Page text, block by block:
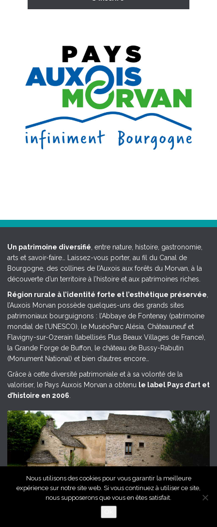
Un patrimoine diversifié , entre nature, histoire, gastronomie,
arts et savoir-faire… Laissez-vous porter, au fil du Canal de
Bourgogne, des collines de l’Auxois aux forêts du Morvan, à la
découverte d’un territoire à l’histoire et aux patrimoines riches.
Région rurale à l’identité forte et l’esthétique préservée
l’Auxois Morvan possède quelques-uns des grands sites
patrimoniaux bourguignons : l’Abbaye de Fontenay (patrimoine
mondial de l’UNESCO), le MuséoParc Alésia, Châteauneuf et
Flavigny-sur-Ozerain (labellisés Plus Beaux Villages de France),
la Grande Forge de Buffon, le château de Bussy-Rabutin
(Monument National) et bien d’autres encore…
Grâce à cette diversité patrimoniale et à sa volonté de la
valoriser, le Pays Auxois Morvan a obtenu le label Pays d’art et
d’histoire en 2006
Grange de l'Auxois Morvan, © Céline Mathé, Pays Auxois Morvan
© 2026 Ascent. All rights reserved |Ascent by
Nous utilisons des cookies pour vous garantir la meilleure
expérience sur notre site web. Si vous continuez à utiliser ce site,
nous supposerons que vous en êtes satisfait.